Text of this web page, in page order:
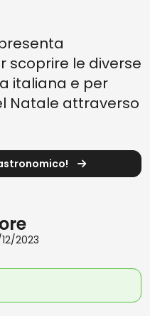
scoprire le diverse
italiana e per
Natale attraverso
2023